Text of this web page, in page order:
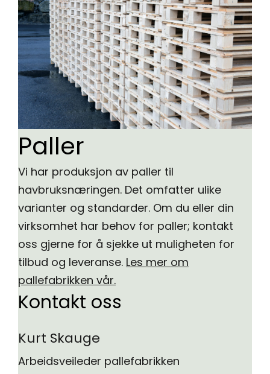
Paller
Vi har produksjon av paller til
havbruksnæringen. Det omfatter ulike
varianter og standarder. Om du eller din
virksomhet har behov for paller; kontakt
oss gjerne for å sjekke ut muligheten for
tilbud og leveranse. Les mer om
pallefabrikken vår.
Kontakt oss
Kurt Skauge
Arbeidsveileder pallefabrikken